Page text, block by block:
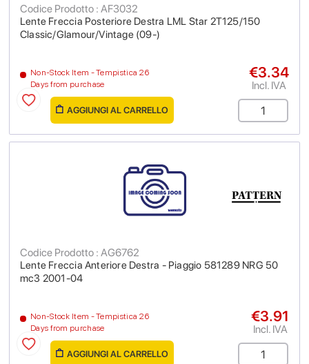
Lente Freccia Posteriore Destra LML Star 2T125/150
Classic/Glamour/Vintage (09-)
Codice Prodotto : AF3032
Non-Stock Item - Tempistica 26
Days from purchase
€3.34
Incl. IVA
AGGIUNGI AL CARRELLO
Lente Freccia Anteriore Destra - Piaggio 581289 NRG 50
mc3 2001-04
Codice Prodotto : AG6762
Non-Stock Item - Tempistica 26
Days from purchase
€3.91
Incl. IVA
AGGIUNGI AL CARRELLO